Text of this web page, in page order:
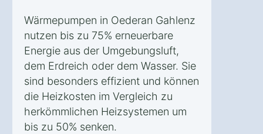
Wärmepumpen in Oederan Gahlenz
nutzen bis zu 75% erneuerbare
Energie aus der Umgebungsluft,
dem Erdreich oder dem Wasser. Sie
sind besonders effizient und können
die Heizkosten im Vergleich zu
herkömmlichen Heizsystemen um
bis zu 50% senken.